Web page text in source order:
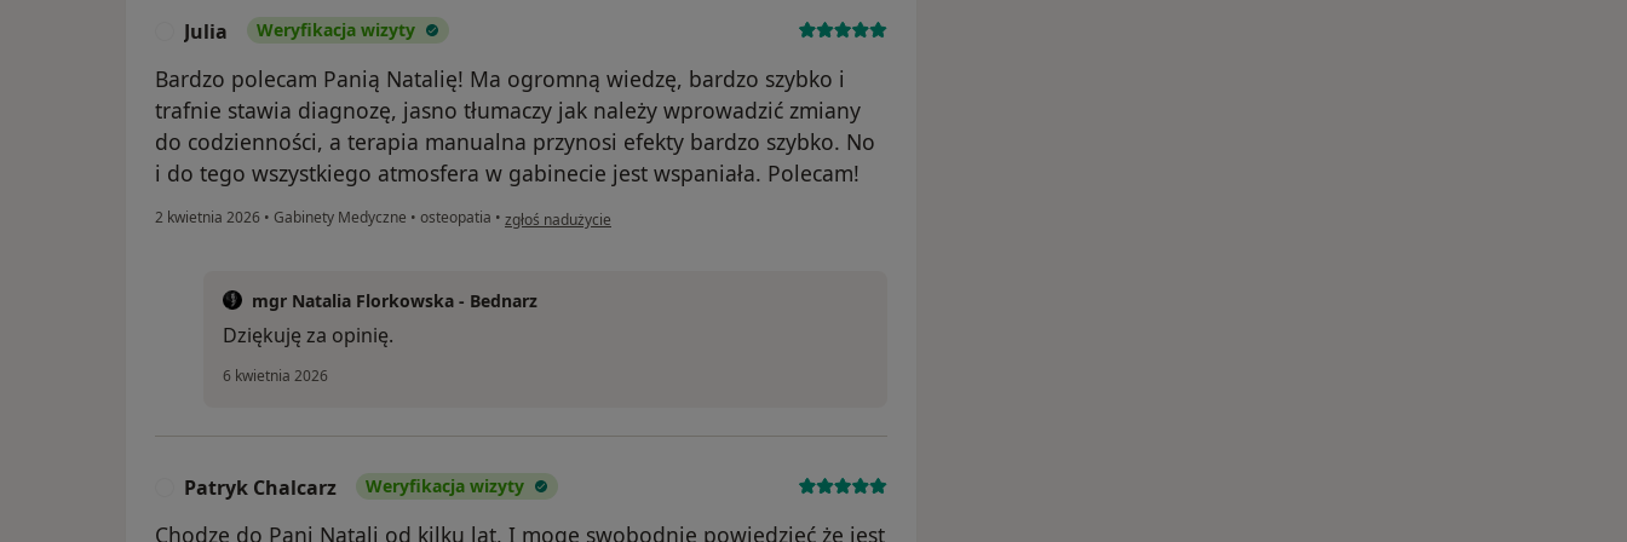
Julia Weryfikacja wizyty
Bardzo polecam Panią Natalię! Ma ogromną wiedzę, bardzo szybko i
trafnie stawia diagnozę, jasno tłumaczy jak należy wprowadzić zmiany
do codzienności, a terapia manualna przynosi efekty bardzo szybko. No
i do tego wszystkiego atmosfera w gabinecie jest wspaniała. Polecam!
2 kwietnia 2026 • Gabinety Medyczne • osteopatia • w opinii użytkownika Julia
zgłoś nadużycie
mgr Natalia Florkowska - Bednarz
Dziękuję za opinię.
6 kwietnia 2026
Patryk Chalcarz Weryfikacja wizyty
Chodzę do Pani Natali od kilku lat, I mogę swobodnie powiedzieć że jest